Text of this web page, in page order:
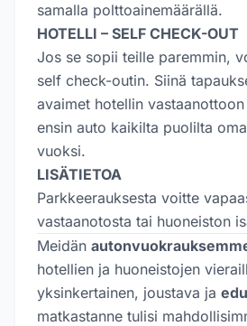
samalla polttoainemäärällä.
HOTELLI – SELF CHECK-OUT
Jos se sopii teille paremmin,
self check-outin. Siinä
avaimet hotellin
ensin auto kaikilta puolilta
vuoksi.
LISÄTIETOA
Parkkeerauksesta voitte
vastaanotosta tai huoneiston
Meidän
hotellien ja huoneistojen
yksinkertainen, joustava ja
matkastanne tulisi